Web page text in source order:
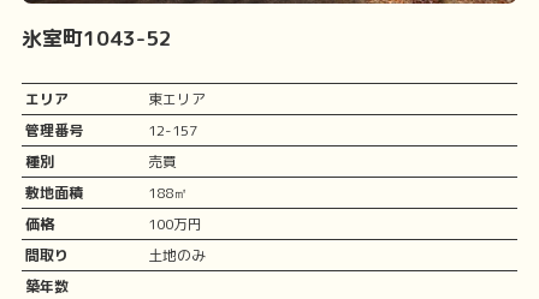
氷室町1043-52
エリア
東エリア
管理番号
12-157
種別
売買
敷地面積
188㎡
価格
100万円
間取り
土地のみ
築年数